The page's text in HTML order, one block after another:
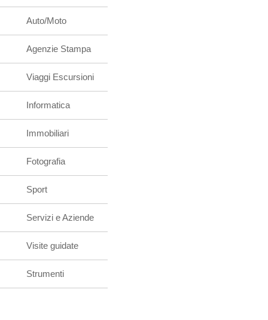
Auto/Moto
Agenzie Stampa
Viaggi Escursioni
Informatica
Immobiliari
Fotografia
Sport
Servizi e Aziende
Visite guidate
Strumenti